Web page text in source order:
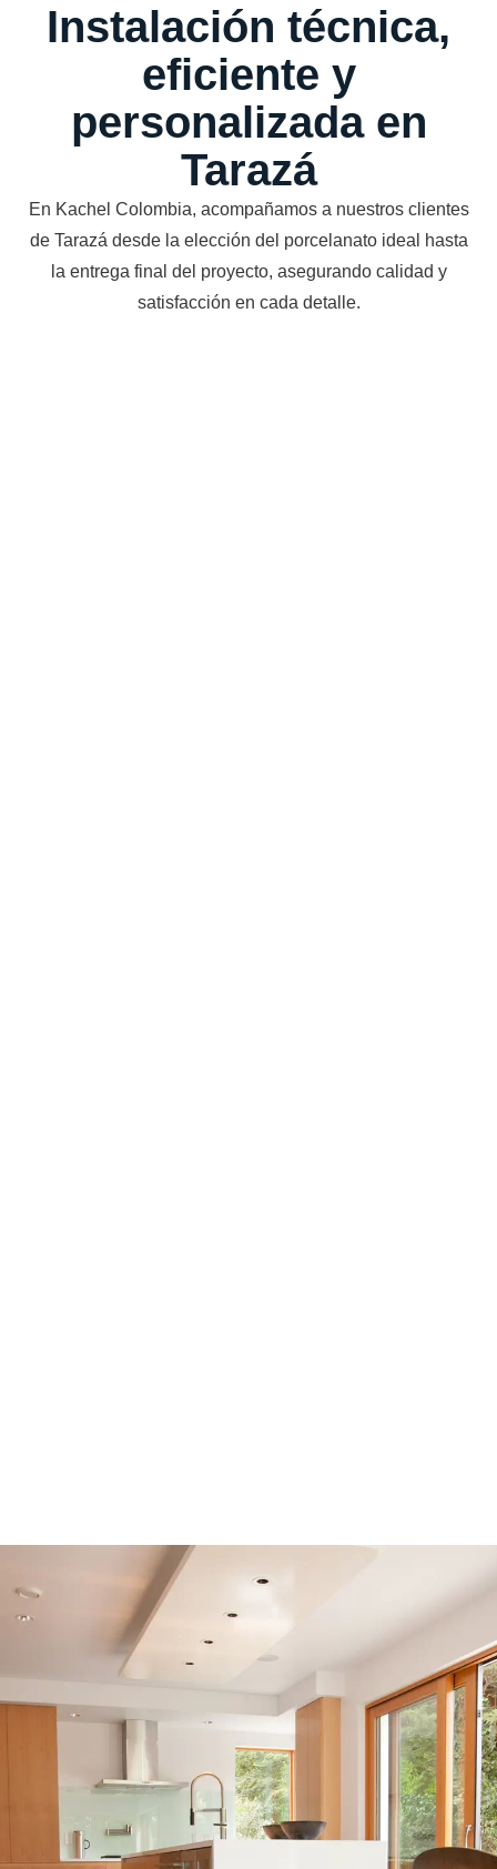
Instalación técnica,
eficiente y
personalizada en
Tarazá
En Kachel Colombia, acompañamos a nuestros clientes
de Tarazá desde la elección del porcelanato ideal hasta
la entrega final del proyecto, asegurando calidad y
satisfacción en cada detalle.